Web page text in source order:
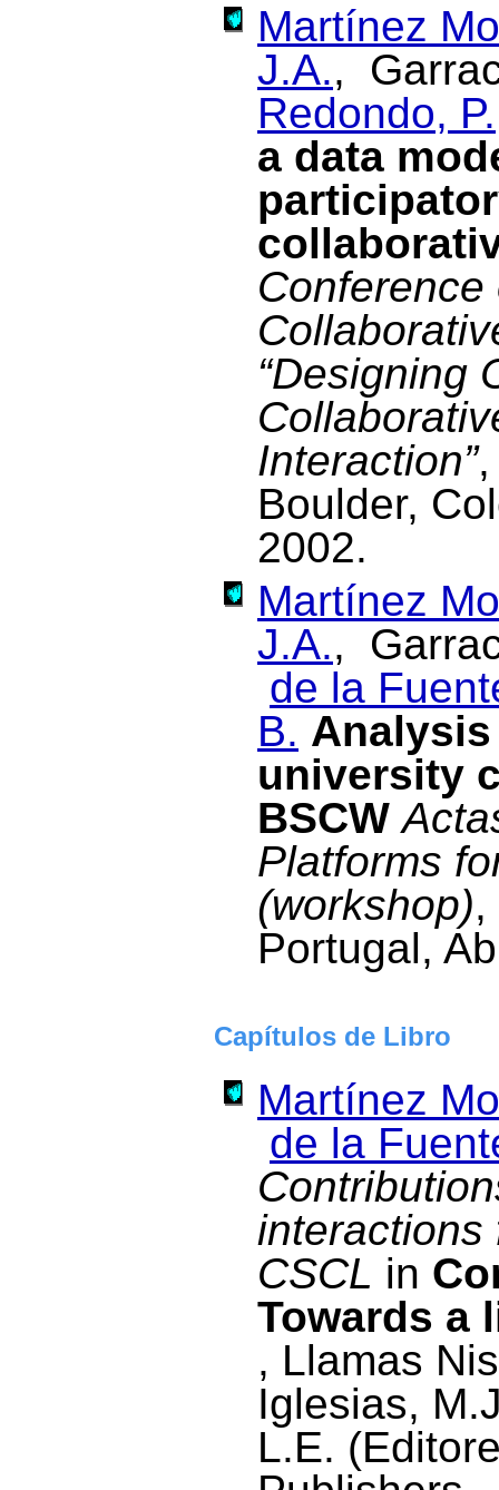
Martínez
J.A.,
Redondo, P.
a data
“Designing
Interaction”,
Boulder,
2002.
Martínez
J.A.,
de la
B.
university
BSCW
Platforms
(workshop),
Portugal,
Capítulos de Libro
Martínez
de la
interactions
CSCL in
Towards a
, Llamas
Iglesias,
L.E.